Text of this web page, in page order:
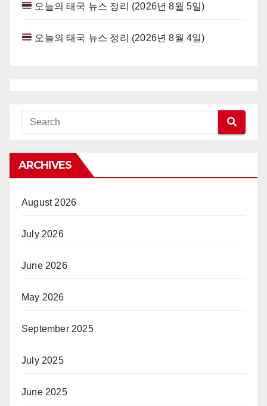
오늘의 태국 뉴스 정리 (2026년 8월 5일)
오늘의 태국 뉴스 정리 (2026년 8월 4일)
ARCHIVES
August 2026
July 2026
June 2026
May 2026
September 2025
July 2025
June 2025